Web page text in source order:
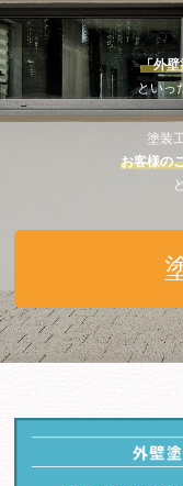
「外壁
といっ
塗装
お客様の